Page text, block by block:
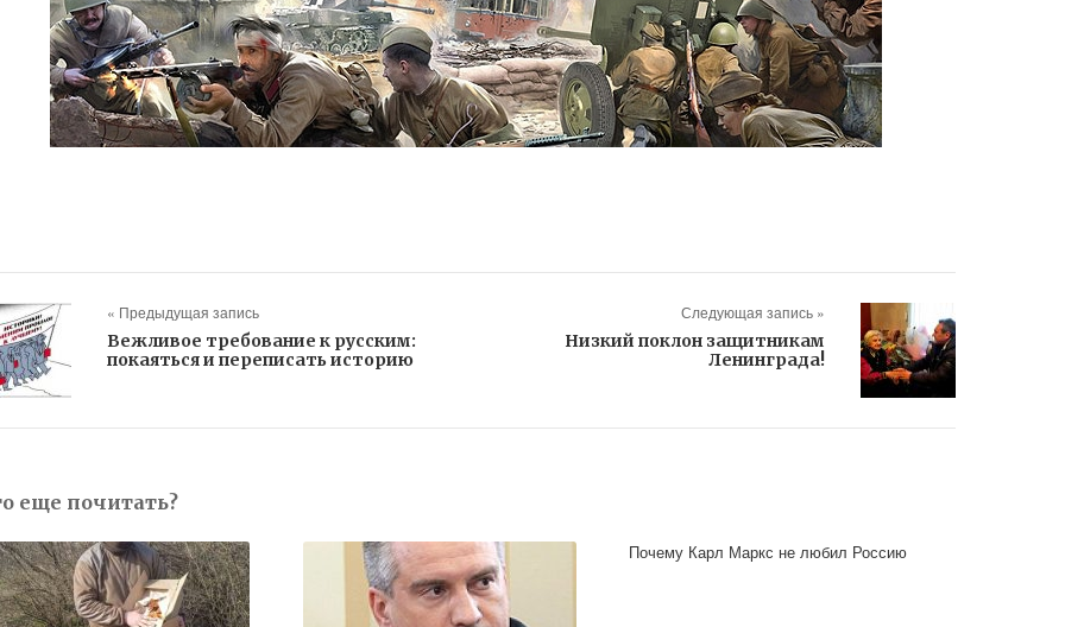
« Предыдущая запись
Вежливое требование к русским:
покаяться и переписать историю
Следующая запись »
Низкий поклон защитникам
Ленинграда!
еще почитать?
Почему Карл Маркс не любил Россию